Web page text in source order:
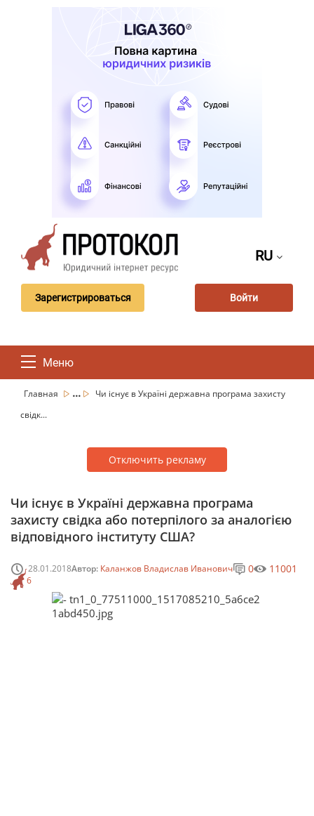
RU
Зарегистрироваться Войти
Меню
Главная ...
Чи існує в Україні державна програма захисту
свідк...
Отключить рекламу
Чи існує в Україні державна програма
захисту свідка або потерпілого за аналогією
відповідного інституту США?
28.01.2018Автор: Каланжов Владислав Иванович
6
0 11001